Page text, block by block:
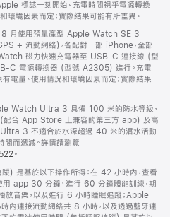
標誌一刻開始。充電時間視乎電源轉換
環境因素而定；實際結果可能有所差異。
月使用預量產型 Apple Watch SE 3
+ 流動網絡)，各配對一部 iPhone，全部
磁力快速充電器至 USB-C 連接線 (型
C 電源轉換器 (型號 A2305) 進行。充電
有電量、使用情況和環境因素而定；實際結果
Watch Ultra 3 具備 100 米的防水等級，
配合 App Store 上兼容的第三方 app) 及高
3 不適合於水深超過 40 米的潛水活動
間而遞減。詳情請瀏覽
。
) 是基於以下操作所得：在 42 小時內，查看
app 30 分鐘、進行 60 分鐘體能訓練，期
音樂，以及進行 6 小時睡眠追蹤；Apple
連接流動網絡共 8 小時，以及透過藍牙連